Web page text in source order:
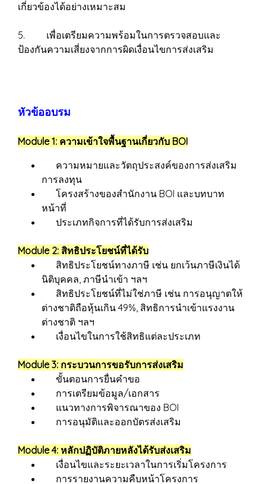
เกี่ยวข้องได้อย่างเหมาะสม
5. เพื่อเตรียมความพร้อมในการตรวจสอบและ
ป้องกันความเสี่ยงจากการผิดเงื่อนไขการส่งเสริม
หัวข้ออบรม
Module 1: ความเข้าใจพื้นฐานเกี่ยวกับ BOI
ความหมายและวัตถุประสงค์ของการส่งเสริม
การลงทุน
โครงสร้างของสำนักงาน BOI และบทบาท
หน้าที่
ประเภทกิจการที่ได้รับการส่งเสริม
Module 2: สิทธิประโยชน์ที่ได้รับ
สิทธิประโยชน์ทางภาษี เช่น ยกเว้นภาษีเงินได้
นิติบุคคล, ภาษีนำเข้า ฯลฯ
สิทธิประโยชน์ที่ไม่ใช่ภาษี เช่น การอนุญาตให้
ต่างชาติถือหุ้นเกิน 49%, สิทธิการนำเข้าแรงงาน
ต่างชาติ ฯลฯ
เงื่อนไขในการใช้สิทธิแต่ละประเภท
Module 3: กระบวนการขอรับการส่งเสริม
ขั้นตอนการยื่นคำขอ
การเตรียมข้อมูล/เอกสาร
แนวทางการพิจารณาของ BOI
การอนุมัติและออกบัตรส่งเสริม
Module 4: หลักปฏิบัติภายหลังได้รับส่งเสริม
เงื่อนไขและระยะเวลาในการเริ่มโครงการ
การรายงานความคืบหน้าโครงการ